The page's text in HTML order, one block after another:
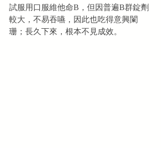
試服用口服維他命B，但因普遍B群錠劑
較大，不易吞嚥，因此也吃得意興闌
珊；長久下來，根本不見成效。